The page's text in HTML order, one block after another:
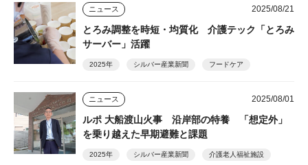
ニュース 2025/08/21
とろみ調整を時短・均質化 介護テック「とろみ
サーバー」活躍
2025年 シルバー産業新聞 フードケア
ニュース 2025/08/01
ルポ 大船渡山火事 沿岸部の特養 「想定外」
を乗り越えた早期避難と課題
2025年 シルバー産業新聞 介護老人福祉施設